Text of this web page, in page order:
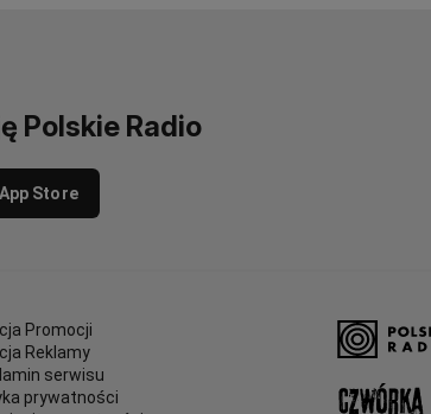
Polskie Radio
App Store
Promocji
Reklamy
serwisu
prywatności